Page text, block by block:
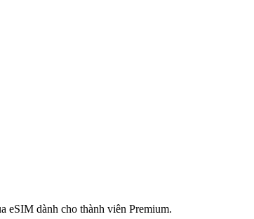
dành cho thành viên Premium.